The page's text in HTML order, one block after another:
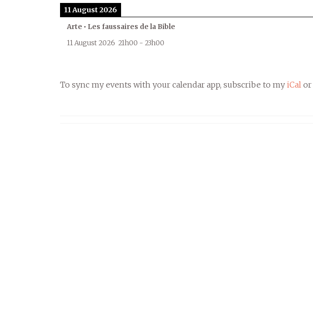
11 August 2026
Arte • Les faussaires de la Bible
11 August 2026 21h00 - 23h00
To sync my events with your calendar app, subscribe to my iCal or